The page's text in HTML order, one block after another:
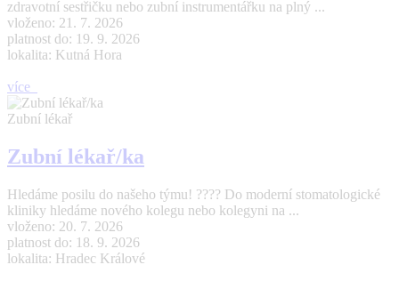
zdravotní sestřičku nebo zubní instrumentářku na plný ...
vloženo: 21. 7. 2026
platnost do: 19. 9. 2026
lokalita: Kutná Hora
více
Zubní lékař
Zubní lékař/ka
Hledáme posilu do našeho týmu! ???? Do moderní stomatologické
kliniky hledáme nového kolegu nebo kolegyni na ...
vloženo: 20. 7. 2026
platnost do: 18. 9. 2026
lokalita: Hradec Králové